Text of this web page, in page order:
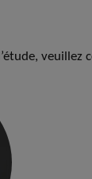
veuillez